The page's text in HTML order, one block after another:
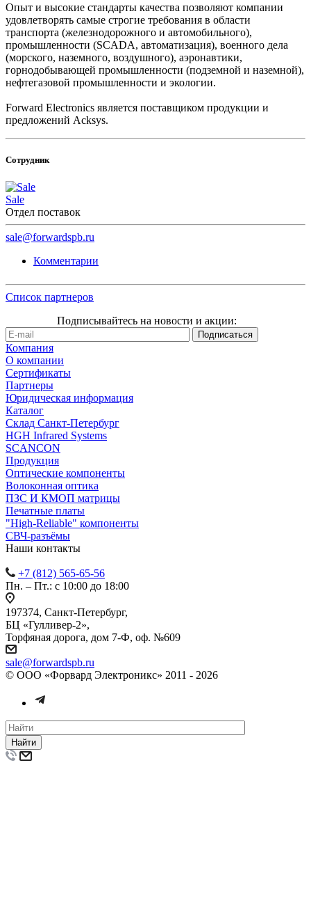
Опыт и высокие стандарты качества позволяют компании
удовлетворять самые строгие требования в области
транспорта (железнодорожного и автомобильного),
промышленности (SCADA, автоматизация), военного дела
(морского, наземного, воздушного), аэронавтики,
горнодобывающей промышленности (подземной и наземной),
нефтегазовой промышленности и экологии.
Forward Electronics является поставщиком продукции и
предложений Acksys.
Сотрудник
Sale
Отдел поставок
sale@forwardspb.ru
Комментарии
Список партнеров
Подписывайтесь на новости и акции:
Компания
О компании
Сертификаты
Партнеры
Юридическая информация
Каталог
Cклад Санкт-Петербург
HGH Infrared Systems
SCANCON
Продукция
Оптические компоненты
Волоконная оптика
ПЗС И КМОП матрицы
Печатные платы
"High-Reliable" компоненты
СВЧ-разъёмы
Наши контакты
+7 (812) 565-65-56
Пн. – Пт.: с 10:00 до 18:00
197374, Санкт-Петербург,
БЦ «Гулливер-2»,
Торфяная дорога, дом 7-Ф, оф. №609
sale@forwardspb.ru
© ООО «Форвард Электроникс» 2011 - 2026
Найти